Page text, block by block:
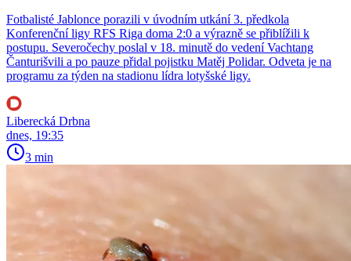
Fotbalisté Jablonce porazili v úvodním utkání 3. předkola
Konferenční ligy RFS Riga doma 2:0 a výrazně se přiblížili k
postupu. Severočechy poslal v 18. minutě do vedení Vachtang
Čanturišvili a po pauze přidal pojistku Matěj Polidar. Odveta je na
programu za týden na stadionu lídra lotyšské ligy.
Liberecká Drbna
dnes, 19:35
3 min